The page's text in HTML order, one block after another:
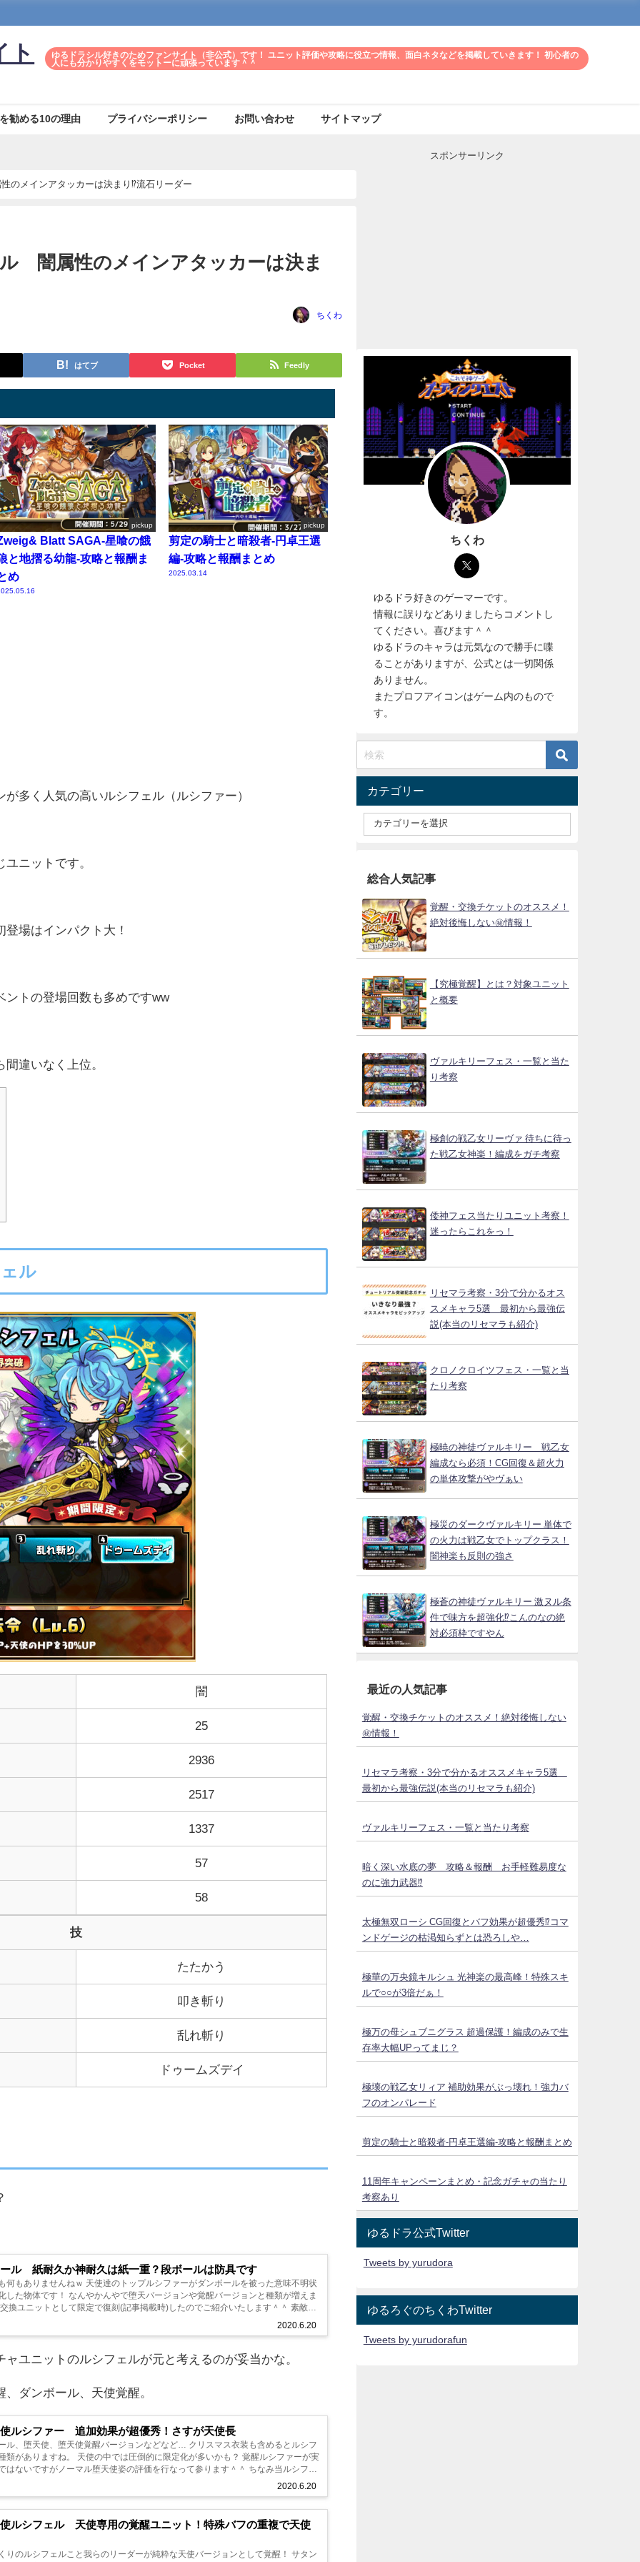
ト
ゆるドラシル好きのためファンサイト（非公式）です！ ユニット評価や攻略に役立つ情報、面白ネタなどを掲載していきます！ 初心者の
人にも分かりやすくをモットーに頑張っています＾＾
勧める10の理由 プライバシーポリシー お問い合わせ サイトマップ
のメインアタッカーは決まり⁉流石リーダー
闇属性のメインアタッカーは決ま
ちくわ
はてブ Pocket Feedly
pickup
Blatt SAGA-星喰の餓
と地摺る幼龍-攻略と報酬ま
め
pickup
剪定の騎士と暗殺者-円卓王選
編-攻略と報酬まとめ
2025.03.14
多く人気の高いルシフェル（ルシファー）
ニットです。
場はインパクト大！
ントの登場回数も多めですww
違いなく上位。
ル
闇
25
2936
2517
1337
57
58
技
たたかう
叩き斬り
乱れ斬り
ドゥームズデイ
ル 紙耐久か神耐久は紙一重？段ボールは防具です
2020.6.20
達のトップルシファーがダンボールを被った意味不明状
堕天バージョンや覚醒バージョンと種類が増えま
ユニットのルシフェルが元と考えるのが妥当かな。
ダンボール、天使覚醒。
ルシファー 追加効果が超優秀！さすが天使長
2020.6.20
使、堕天使覚醒バージョンなどなど… クリスマス衣装も含めるとルシフ
では圧倒的に限定化が多いかも？ 覚醒ルシファーが実
いですがノーマル堕天使姿の評価を行なって参ります＾＾ ちなみ当ルシファ
ルシフェル 天使専用の覚醒ユニット！特殊バフの重複で天使
のルシフェルこと我らのリーダーが純粋な天使バージョンとして覚醒！ サタン
スポンサーリンク
ちくわ
ゆるドラ好きのゲーマーです。
情報に誤りなどありましたらコメントし
てください。喜びます＾＾
ゆるドラのキャラは元気なので勝手に喋
ることがありますが、公式とは一切関係
ありません。
またプロフアイコンはゲーム内のもので
す。
カテゴリー
総合人気記事
覚醒・交換チケットのオススメ！
絶対後悔しない㊙情報！
【究極覚醒】とは？対象ユニット
と概要
ヴァルキリーフェス・一覧と当た
り考察
極創の戦乙女リーヴァ 待ちに待っ
た戦乙女神楽！編成をガチ考察
倭神フェス当たりユニット考察！
迷ったらこれをっ！
リセマラ考察・3分で分かるオス
スメキャラ5選 最初から最強伝
説(本当のリセマラも紹介)
クロノクロイツフェス・一覧と当
たり考察
極暁の神徒ヴァルキリー 戦乙女
編成なら必須！CG回復＆超火力
の単体攻撃がやヴぁい
極災のダークヴァルキリー 単体で
の火力は戦乙女でトップクラス！
闇神楽も反則の強さ
極蒼の神徒ヴァルキリー 激ヌル条
件で味方を超強化⁉こんのなの絶
対必須枠ですやん
最近の人気記事
覚醒・交換チケットのオススメ！絶対後悔しない
㊙情報！
リセマラ考察・3分で分かるオススメキャラ5選
最初から最強伝説(本当のリセマラも紹介)
ヴァルキリーフェス・一覧と当たり考察
暗く深い水底の夢 攻略＆報酬 お手軽難易度な
のに強力武器⁉
太極無双ローシ CG回復とバフ効果が超優秀⁉コマ
ンドゲージの枯渇知らずとは恐ろしや…
極華の万央鏡キルシュ 光神楽の最高峰！特殊スキ
ルで○○が3倍だぁ！
極万の母シュブニグラス 超過保護！編成のみで生
存率大幅UPってまじ？
極壊の戦乙女リィア 補助効果がぶっ壊れ！強力バ
フのオンパレード
剪定の騎士と暗殺者-円卓王選編-攻略と報酬まとめ
11周年キャンペーンまとめ・記念ガチャの当たり
考察あり
ゆるドラ公式Twitter
Tweets by yurudora
ゆるろぐのちくわTwitter
Tweets by yurudorafun